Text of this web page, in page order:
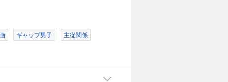
ギャップ男子
主従関係